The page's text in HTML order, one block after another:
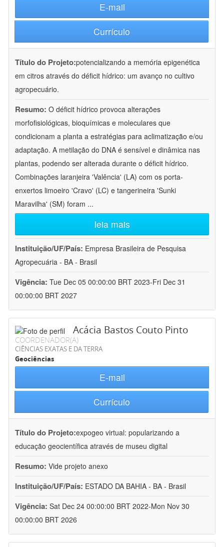
E-mail
Currículo
Título do Projeto:potencializando a memória epigenética
em citros através do déficit hídrico: um avanço no cultivo
agropecuário.
Resumo: O déficit hídrico provoca alterações
morfofisiológicas, bioquímicas e moleculares que
condicionam a planta a estratégias para aclimatização e/ou
adaptação. A metilação do DNA é sensível e dinâmica nas
plantas, podendo ser alterada durante o déficit hídrico.
Combinações laranjeira 'Valência' (LA) com os porta-
enxertos limoeiro 'Cravo' (LC) e tangerineira 'Sunki
Maravilha' (SM) foram ...
leia mais
Instituição/UF/País: Empresa Brasileira de Pesquisa
Agropecuária - BA - Brasil
Vigência: Tue Dec 05 00:00:00 BRT 2023-Fri Dec 31
00:00:00 BRT 2027
Acácia Bastos Couto Pinto
COORDENADOR(A)
CIÊNCIAS EXATAS E DA TERRA
Geociências
E-mail
Currículo
Título do Projeto:expogeo virtual: popularizando a
educação geocientífica através de museu digital
Resumo: Vide projeto anexo
Instituição/UF/País: ESTADO DA BAHIA - BA - Brasil
Vigência: Sat Dec 24 00:00:00 BRT 2022-Mon Nov 30
00:00:00 BRT 2026